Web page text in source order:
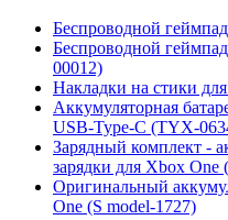
Беспроводной
Беспроводной
00012)
Накладки на стики
Аккумуляторная
USB-Type-C (TYX-
Зарядный комплект -
зарядки для Xbox One
Оригинальный
One (S model-1727)